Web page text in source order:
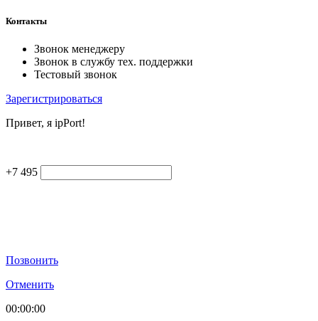
Контакты
Звонок менеджеру
Звонок в службу тех. поддержки
Тестовый звонок
Зарегистрироваться
Привет, я ipPort!
+7 495
Позвонить
Отменить
00:00:00